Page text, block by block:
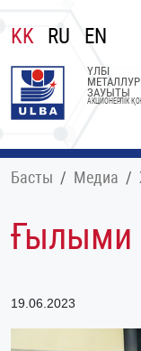
KK RU EN
ҮЛБІ
ЗАУЫТЫ
АКЦИОНЕРЛІК
Басты Медиа
Ғылыми
19.06.2023